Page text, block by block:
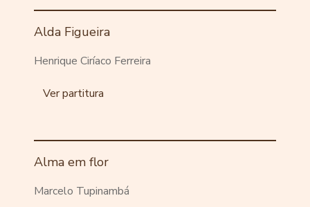
Alda Figueira
Henrique Ciríaco Ferreira
Ver partitura
Alma em flor
Marcelo Tupinambá